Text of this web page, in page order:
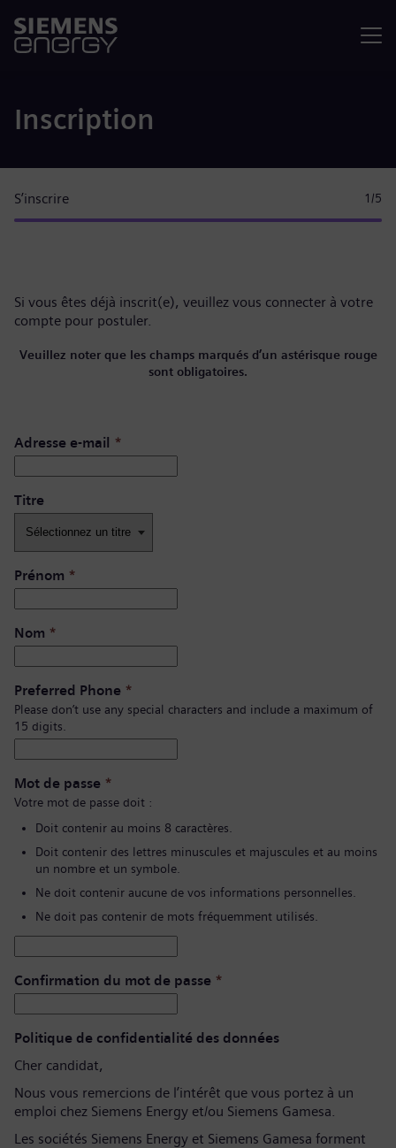
Inscription
S’inscrire 1 /5
Si vous êtes déjà inscrit(e), veuillez vous connecter à votre
compte pour postuler.
Veuillez noter que les champs marqués d’un astérisque rouge
sont obligatoires.
Adresse e-mail *
Titre
Prénom *
Nom *
Preferred Phone *
Please don’t use any special characters and include a maximum of
15 digits.
Mot de passe *
Votre mot de passe doit :
Doit contenir au moins 8 caractères.
Doit contenir des lettres minuscules et majuscules et au moins
un nombre et un symbole.
Ne doit contenir aucune de vos informations personnelles.
Ne doit pas contenir de mots fréquemment utilisés.
Confirmation du mot de passe *
Politique de confidentialité des données
Cher candidat,
Nous vous remercions de l’intérêt que vous portez à un
emploi chez Siemens Energy et/ou Siemens Gamesa.
Les sociétés Siemens Energy et Siemens Gamesa forment